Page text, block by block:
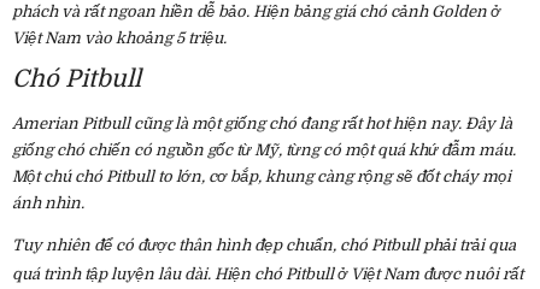
phách và rất ngoan hiền dễ bảo. Hiện bảng giá chó cảnh Golden ở
Việt Nam vào khoảng 5 triệu.
Chó Pitbull
Amerian Pitbull cũng là một giống chó đang rất hot hiện nay. Đây là
giống chó chiến có nguồn gốc từ Mỹ, từng có một quá khứ đẫm máu.
Một chú chó Pitbull to lớn, cơ bắp, khung càng rộng sẽ đốt cháy mọi
ánh nhìn.
Tuy nhiên để có được thân hình đẹp chuẩn, chó Pitbull phải trải qua
quá trình tập luyện lâu dài. Hiện chó Pitbullở Việt Nam được nuôi rất